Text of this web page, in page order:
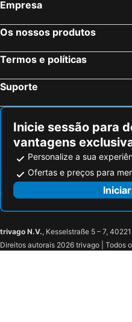
Madrid, Madrid Hotéis
Sevilha, Andaluzia Hotéis
Isla Cristina, Andaluzia Hotéis
Empresa
Os nossos produtos
Termos e políticas
Suporte
Inicie sessão para
vantagens
Personalize a sua
Ofertas e preços para
trivago N.V., Kesselstraße 5 – 7,
Direitos autorais 2026 trivago | Todos